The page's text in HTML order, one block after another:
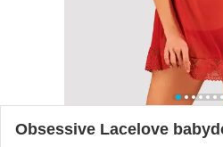
Obsessive Lacelove